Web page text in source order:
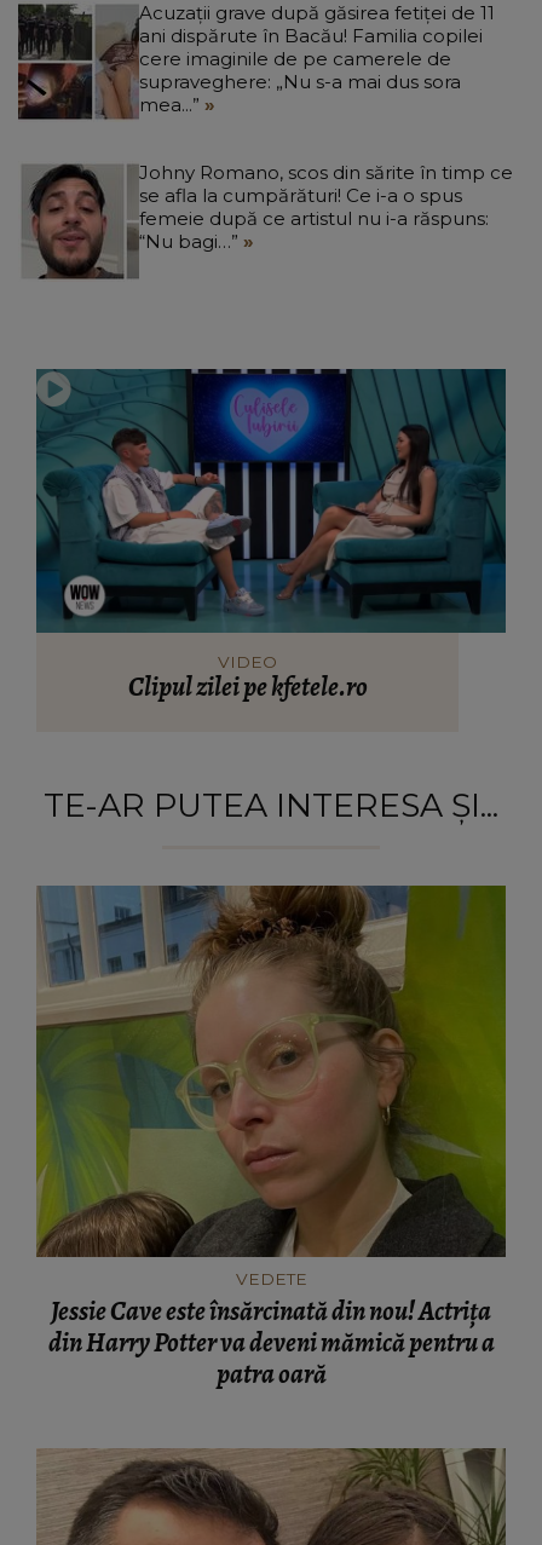
Acuzații grave după găsirea fetiței de 11
ani dispărute în Bacău! Familia copilei
cere imaginile de pe camerele de
supraveghere: „Nu s-a mai dus sora
mea...”
Johny Romano, scos din sărite în timp ce
se afla la cumpărături! Ce i-a o spus
femeie după ce artistul nu i-a răspuns:
“Nu bagi…”
VIDEO
Clipul zilei pe kfetele.ro
TE-AR PUTEA INTERESA ȘI...
VEDETE
Jessie Cave este însărcinată din nou! Actrița
din Harry Potter va deveni mămică pentru a
patra oară